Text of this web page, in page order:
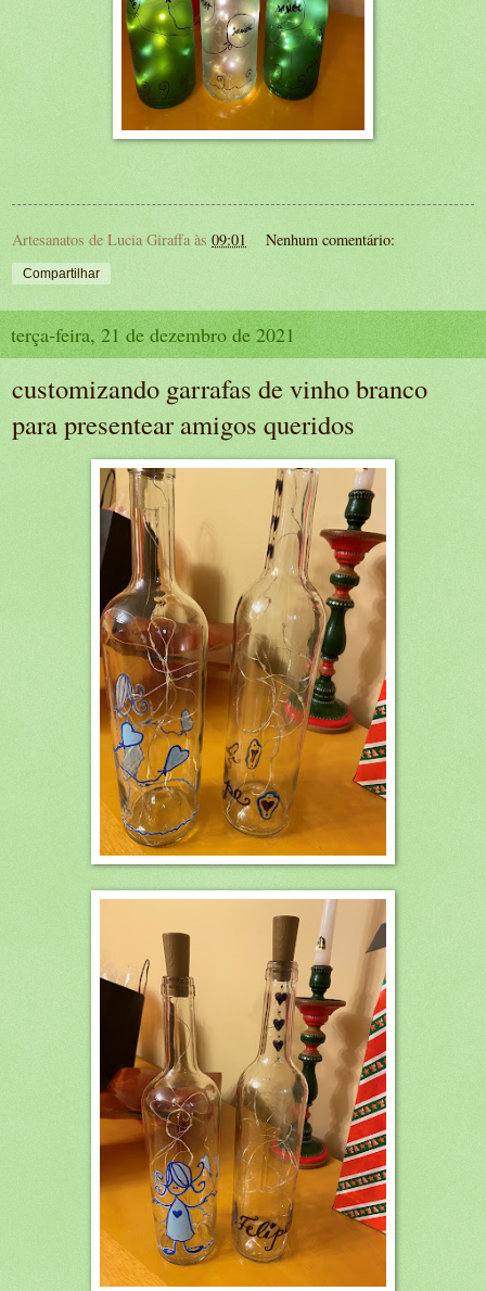
Artesanatos de Lucia Giraffa às 09:01 Nenhum comentário:
Compartilhar
terça-feira, 21 de dezembro de 2021
customizando garrafas de vinho branco
para presentear amigos queridos